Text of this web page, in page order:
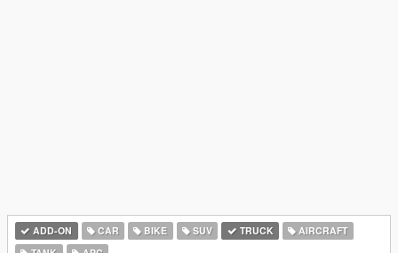
ADD-ON CAR BIKE SUV TRUCK
AIRCRAFT